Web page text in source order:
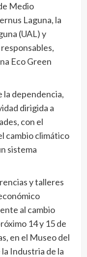
Medio
Laguna, la
(UAL) y
Eco Green
la dependencia,
dirigida a
con el
cambio climático
sistema
y talleres
al cambio
14 y 15 de
en el Museo del
Industria de la